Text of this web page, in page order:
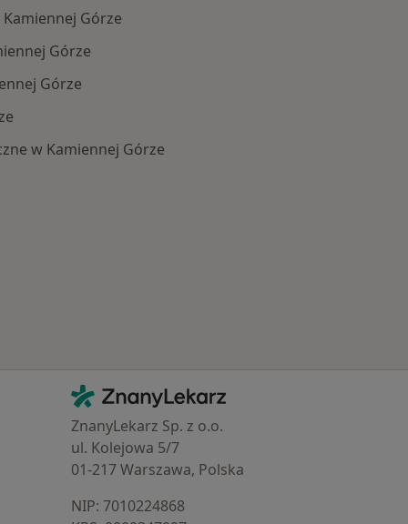
Górze
Górze
Górze
w Kamiennej Górze
Kontakt
ZnanyLekarz - Strona główna
ZnanyLekarz Sp. z o.o.
ul. Kolejowa 5/7
01-217 Warszawa, Polska
NIP: ⁠7010224868